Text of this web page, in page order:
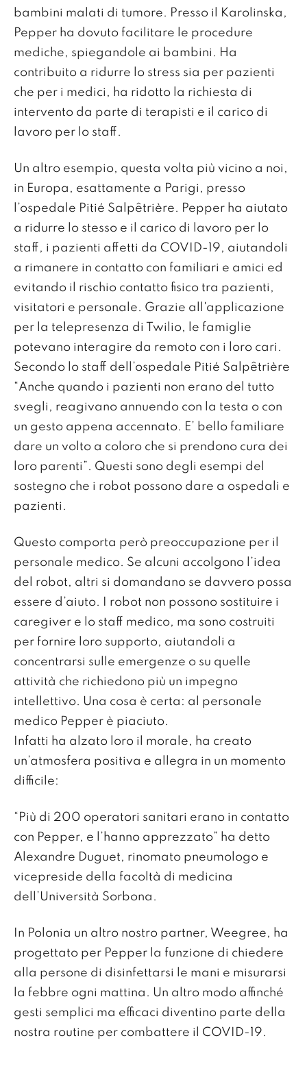
bambini malati di tumore. Presso il Karolinska,
Pepper ha dovuto facilitare le procedure
mediche, spiegandole ai bambini. Ha
contribuito a ridurre lo stress sia per pazienti
che per i medici, ha ridotto la richiesta di
intervento da parte di terapisti e il carico di
lavoro per lo staff.
Un altro esempio, questa volta più vicino a noi,
in Europa, esattamente a Parigi, presso
l’ospedale Pitié Salpêtrière. Pepper ha aiutato
a ridurre lo stesso e il carico di lavoro per lo
staff, i pazienti affetti da COVID-19, aiutandoli
a rimanere in contatto con familiari e amici ed
evitando il rischio contatto fisico tra pazienti,
visitatori e personale. Grazie all'applicazione
per la telepresenza di Twilio, le famiglie
potevano interagire da remoto con i loro cari.
Secondo lo staff dell’ospedale Pitié Salpêtrière
“Anche quando i pazienti non erano del tutto
svegli, reagivano annuendo con la testa o con
un gesto appena accennato. E’ bello familiare
dare un volto a coloro che si prendono cura dei
loro parenti”. Questi sono degli esempi del
sostegno che i robot possono dare a ospedali e
pazienti.
Questo comporta però preoccupazione per il
personale medico. Se alcuni accolgono l’idea
del robot, altri si domandano se davvero possa
essere d’aiuto. I robot non possono sostituire i
caregiver e lo staff medico, ma sono costruiti
per fornire loro supporto, aiutandoli a
concentrarsi sulle emergenze o su quelle
attività che richiedono più un impegno
intellettivo. Una cosa è certa: al personale
medico Pepper è piaciuto.
Infatti ha alzato loro il morale, ha creato
un’atmosfera positiva e allegra in un momento
difficile:
“Più di 200 operatori sanitari erano in contatto
con Pepper, e l’hanno apprezzato” ha detto
Alexandre Duguet, rinomato pneumologo e
vicepreside della facoltà di medicina
dell’Università Sorbona.
In Polonia un altro nostro partner, Weegree, ha
progettato per Pepper la funzione di chiedere
alla persone di disinfettarsi le mani e misurarsi
la febbre ogni mattina. Un altro modo affinché
gesti semplici ma efficaci diventino parte della
nostra routine per combattere il COVID-19.